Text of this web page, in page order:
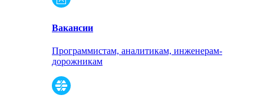
Вакансии
Программистам, аналитикам, инженерам-
дорожникам